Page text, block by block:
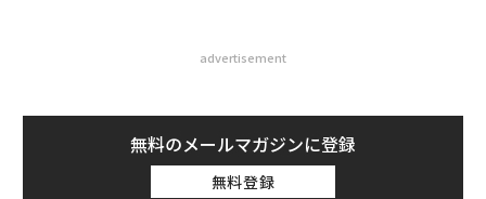
advertisement
無料のメールマガジンに登録
無料登録